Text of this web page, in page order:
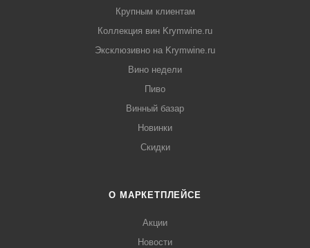
Крупным клиентам
Коллекция вин Krymwine.ru
Эксклюзивно на Krymwine.ru
Вино недели
Пиво
Винный базар
Новинки
Скидки
О МАРКЕТПЛЕЙСЕ
Акции
Новости